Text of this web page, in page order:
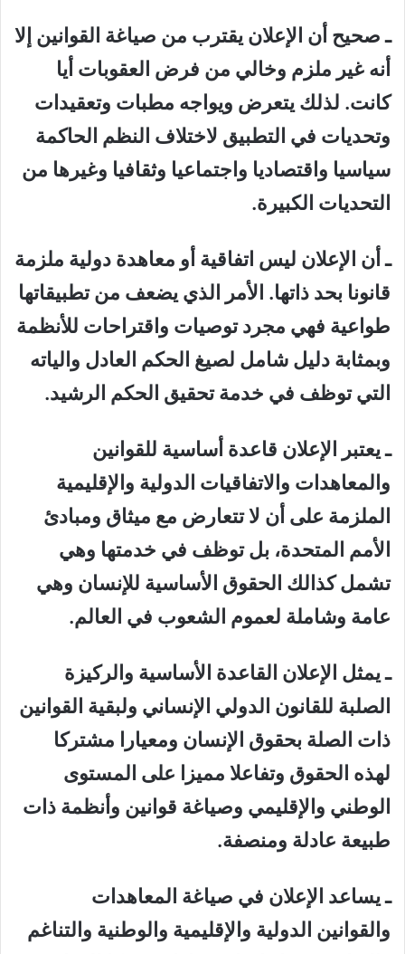
ـ صحيح أن الإعلان يقترب من صياغة القوانين إلا
أنه غير ملزم وخالي من فرض العقوبات أيا
كانت. لذلك يتعرض ويواجه مطبات وتعقيدات
وتحديات في التطبيق لاختلاف النظم الحاكمة
سياسيا واقتصاديا واجتماعيا وثقافيا وغيرها من
التحديات الكبيرة.
ـ أن الإعلان ليس اتفاقية أو معاهدة دولية ملزمة
قانونا بحد ذاتها. الأمر الذي يضعف من تطبيقاتها
طواعية فهي مجرد توصيات واقتراحات للأنظمة
وبمثابة دليل شامل لصيغ الحكم العادل والياته
التي توظف في خدمة تحقيق الحكم الرشيد.
ـ يعتبر الإعلان قاعدة أساسية للقوانين
والمعاهدات والاتفاقيات الدولية والإقليمية
الملزمة على أن لا تتعارض مع ميثاق ومبادئ
الأمم المتحدة، بل توظف في خدمتها وهي
تشمل كذالك الحقوق الأساسية للإنسان وهي
عامة وشاملة لعموم الشعوب في العالم.
ـ يمثل الإعلان القاعدة الأساسية والركيزة
الصلبة للقانون الدولي الإنساني ولبقية القوانين
ذات الصلة بحقوق الإنسان ومعيارا مشتركا
لهذه الحقوق وتفاعلا مميزا على المستوى
الوطني والإقليمي وصياغة قوانين وأنظمة ذات
طبيعة عادلة ومنصفة.
ـ يساعد الإعلان في صياغة المعاهدات
والقوانين الدولية والإقليمية والوطنية والتناغم